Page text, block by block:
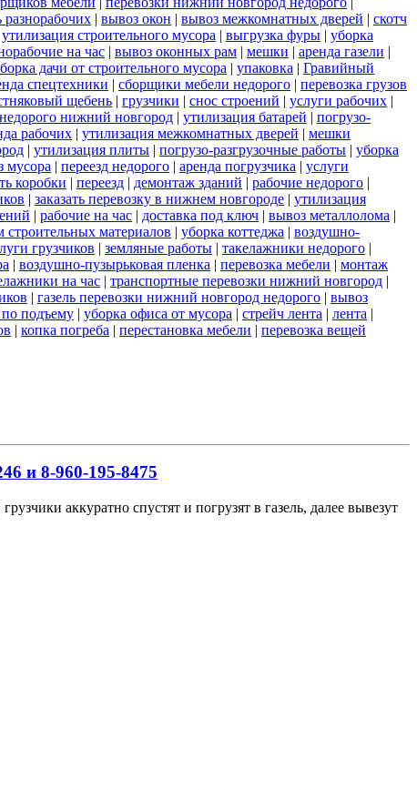
разнорабочих | вывоз окон | вывоз межкомнатных дверей | скотч
утилизация строительного мусора | выгрузка фуры | уборка
на час | вывоз оконных рам | мешки | аренда газели |
дачи от строительного мусора | упаковка | Гравийный
спецтехники | сборщики мебели недорого | перевозка грузов
щебень | грузчики | снос строений | услуги рабочих |
нижний новгород | утилизация батарей | погрузо-
рабочих | утилизация межкомнатных дверей | мешки
| утилизация плиты | погрузо-разгрузочные работы | уборка
мусора | переезд недорого | аренда погрузчика | услуги
коробки | переезд | демонтаж зданий | рабочие недорого |
| заказать перевозку в нижнем новгороде | утилизация
| рабочие на час | доставка под ключ | вывоз металлолома |
строительных материалов | уборка коттеджа | воздушно-
грузчиков | земляные работы | такелажники недорого |
| воздушно-пузырьковая пленка | перевозка мебели | монтаж
на час | транспортные перевозки нижний новгород |
| газель перевозки нижний новгород недорого | вывоз
по подъему | уборка офиса от мусора | стрейч лента | лента |
| копка погреба | перестановка мебели | перевозка вещей
и 8-960-195-8475
аккуратно спустят и погрузят в газель, далее вывезут